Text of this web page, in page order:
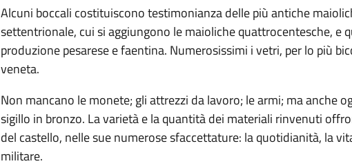
Alcuni boccali costituiscono testimonianza delle più antiche
settentrionale, cui si aggiungono le maioliche quattrocentesche, e
produzione pesarese e faentina. Numerosissimi i vetri, per lo più
veneta.
Non mancano le monete; gli attrezzi da lavoro; le armi; ma anche
sigillo in bronzo. La varietà e la quantità dei materiali rinvenuti
del castello, nelle sue numerose sfaccettature: la quotidianità, la
militare.